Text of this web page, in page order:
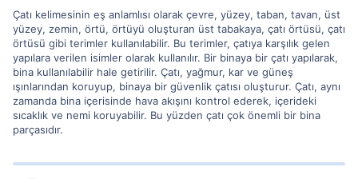
Çatı kelimesinin eş anlamlısı olarak çevre, yüzey, taban, tavan, üst
yüzey, zemin, örtü, örtüyü oluşturan üst tabakaya, çatı örtüsü, çatı
örtüsü gibi terimler kullanılabilir. Bu terimler, çatıya karşılık gelen
yapılara verilen isimler olarak kullanılır. Bir binaya bir çatı yapılarak,
bina kullanılabilir hale getirilir. Çatı, yağmur, kar ve güneş
ışınlarından koruyup, binaya bir güvenlik çatısı oluşturur. Çatı, aynı
zamanda bina içerisinde hava akışını kontrol ederek, içerideki
sıcaklık ve nemi koruyabilir. Bu yüzden çatı çok önemli bir bina
parçasıdır.